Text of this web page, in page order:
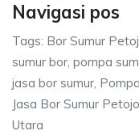
Navigasi pos
Tags: Bor Sumur
sumur bor, pompa
jasa bor sumur,
Jasa Bor Sumur
Utara